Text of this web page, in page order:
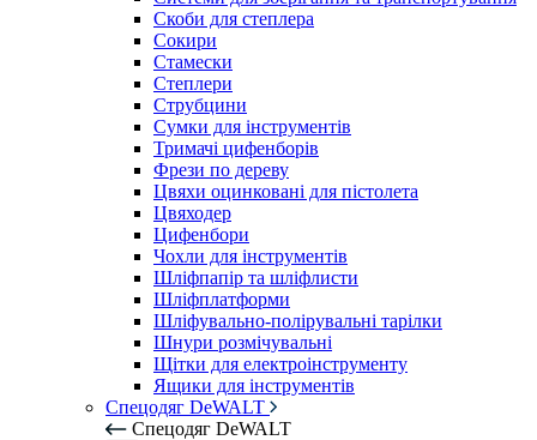
Скоби для степлера
Сокири
Стамески
Степлери
Струбцини
Сумки для інструментів
Тримачі цифенборів
Фрези по дереву
Цвяхи оцинковані для пістолета
Цвяходер
Цифенбори
Чохли для інструментів
Шліфпапір та шліфлисти
Шліфплатформи
Шліфувально-полірувальні тарілки
Шнури розмічувальні
Щітки для електроінструменту
Ящики для інструментів
Спецодяг DeWALT
Спецодяг DeWALT